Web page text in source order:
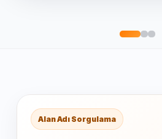
Alan Adı Sorgulama